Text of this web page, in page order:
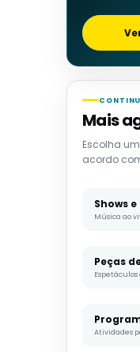
Mais
Escolha
acordo
Shows
Música ao
Peças
Atividades